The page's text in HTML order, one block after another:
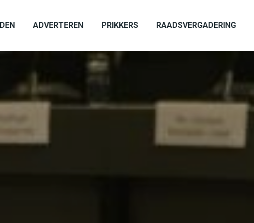
ADVERTEREN PRIKKERS RAADSVERGADERING